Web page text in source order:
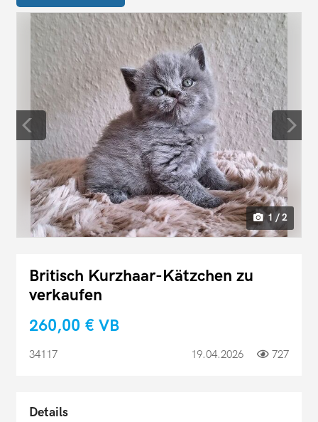
1 / 2
Britisch Kurzhaar-Kätzchen zu
verkaufen
260,00 € VB
34117 19.04.2026 727
Details